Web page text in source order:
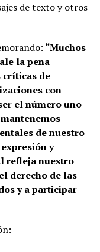
de texto y otros
“Muchos
la pena
de
con
el número uno
de nuestro
y
refleja nuestro
derecho de las
y a participar